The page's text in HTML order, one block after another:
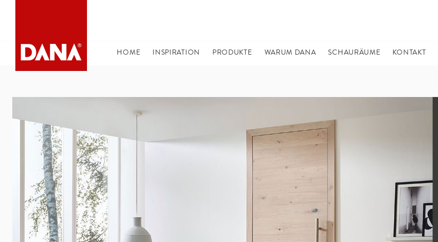
HOME (CURRENT)
INSPIRATION PRODUKTE WARUM DANA SCHAURÄUME KONTAKT